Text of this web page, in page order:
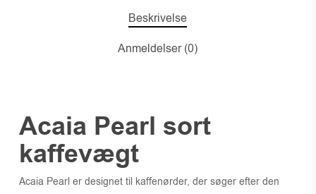
Beskrivelse
Anmeldelser (0)
Acaia Pearl sort
kaffevægt
Acaia Pearl er designet til kaffenørder, der søger efter den